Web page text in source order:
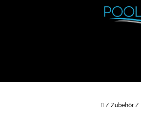
Startseite
/ Zubehör /